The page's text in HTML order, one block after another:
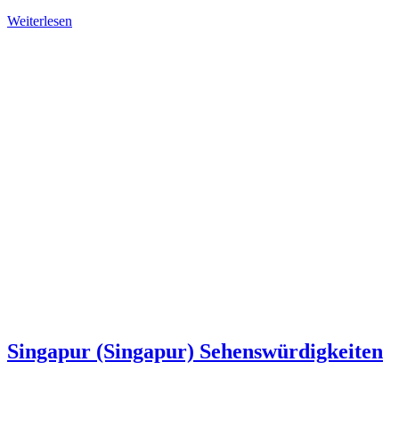
Weiterlesen
Singapur (Singapur) Sehenswürdigkeiten